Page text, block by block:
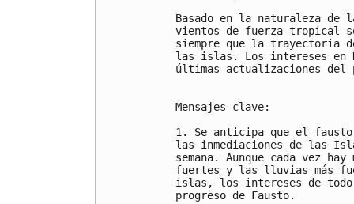
Basado en la naturaleza de
vientos de fuerza tropical
siempre que la trayectoria
las islas. Los intereses en
últimas actualizaciones del
Mensajes clave:
1. Se anticipa que el
las inmediaciones de las
semana. Aunque cada vez
fuertes y las lluvias más
islas, los intereses de todo
progreso de Fausto.